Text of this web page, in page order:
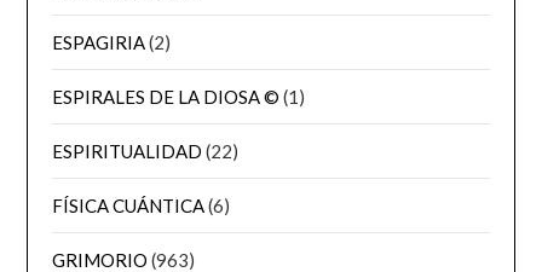
ESPAGIRIA(2)
ESPIRALES DE LA DIOSA © (1)
ESPIRITUALIDAD (22)
FÍSICA CUÁNTICA(6)
GRIMORIO (963)